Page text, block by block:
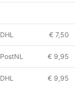
DHL € 7,50
PostNL € 9,95
DHL € 9,95